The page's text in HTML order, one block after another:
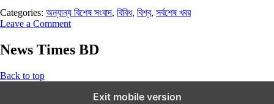
Categories: অন্যান্য বিশেষ সংবাদ, বিবিধ, বিশ্ব, সর্বশেষ খবর
Leave a Comment
News Times BD
Back to top
Exit mobile version